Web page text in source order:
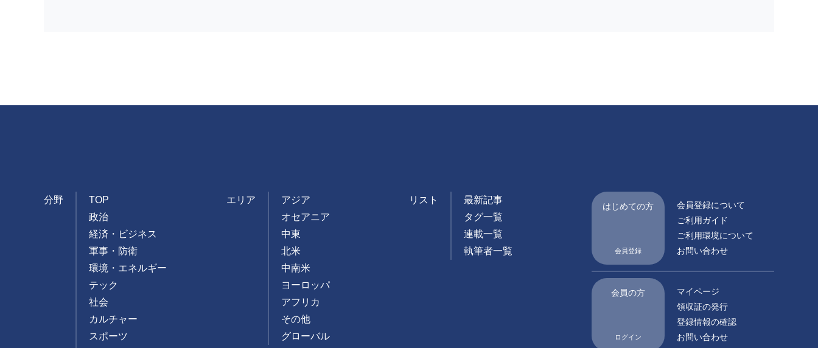
分野
TOP
政治
経済・ビジネス
軍事・防衛
環境・エネルギー
テック
社会
カルチャー
スポーツ
エリア
アジア
オセアニア
中東
北米
中南米
ヨーロッパ
アフリカ
その他
グローバル
リスト
最新記事
タグ一覧
連載一覧
執筆者一覧
はじめての方
会員登録
会員登録について
ご利用ガイド
ご利用環境について
お問い合わせ
会員の方
ログイン
マイページ
領収証の発行
登録情報の確認
お問い合わせ